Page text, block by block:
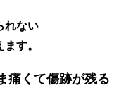
れない
す。
痛くて傷跡が残る